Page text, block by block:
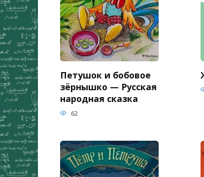
Петушок и бобовое
зёрнышко — Русская
народная сказка
62